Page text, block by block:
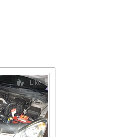
Like